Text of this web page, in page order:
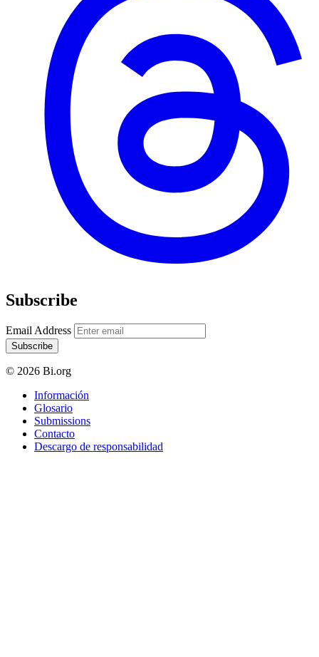
Subscribe
Email Address
Subscribe
© 2026 Bi.org
Información
Glosario
Submissions
Contacto
Descargo de responsabilidad